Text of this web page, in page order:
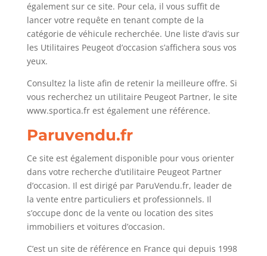
également sur ce site. Pour cela, il vous suffit de
lancer votre requête en tenant compte de la
catégorie de véhicule recherchée. Une liste d’avis sur
les Utilitaires Peugeot d’occasion s’affichera sous vos
yeux.
Consultez la liste afin de retenir la meilleure offre. Si
vous recherchez un utilitaire Peugeot Partner, le site
www.sportica.fr est également une référence.
Paruvendu.fr
Ce site est également disponible pour vous orienter
dans votre recherche d’utilitaire Peugeot Partner
d’occasion. Il est dirigé par ParuVendu.fr, leader de
la vente entre particuliers et professionnels. Il
s’occupe donc de la vente ou location des sites
immobiliers et voitures d’occasion.
C’est un site de référence en France qui depuis 1998